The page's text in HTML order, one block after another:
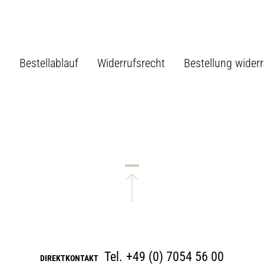
Bestellablauf Widerrufsrecht Bestellung
DIREKTKONTAKT Tel. +49 (0) 7054 56 00